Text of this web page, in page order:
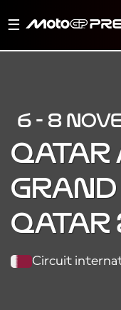
Basculer
navigation
6 - 8
Circuit